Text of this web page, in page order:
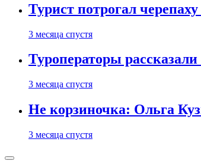
Турист потрогал
3 месяца спустя
Туроператоры
3 месяца спустя
Не корзиночка: Ольга
3 месяца спустя